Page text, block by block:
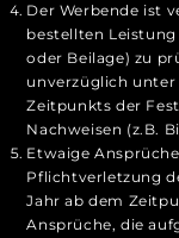
Der Werbende ist
bestellten
oder Beilage) zu
unverzüglich unter
Zeitpunkts der
Nachweisen (z.B.
Etwaige
Pflichtverletzung
Jahr ab dem
Ansprüche, die